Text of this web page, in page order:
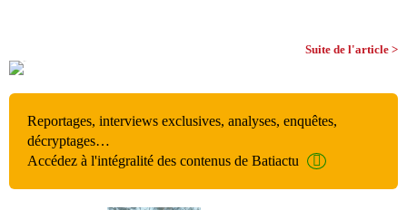
Suite de l'article >
Reportages, interviews exclusives, analyses, enquêtes,
décryptages…
Accédez à l'intégralité des contenus de Batiactu